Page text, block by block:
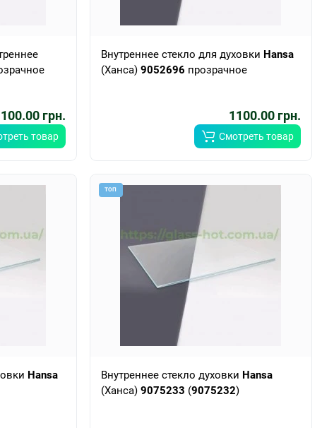
грн.
товар
Внутреннее стекло для духовки Hansa
(Ханса) 9052696 прозрачное
1100.00 грн.
Смотреть товар
Hansa
ТОП
Внутреннее стекло духовки Hansa
(Ханса) 9075233 (9075232)